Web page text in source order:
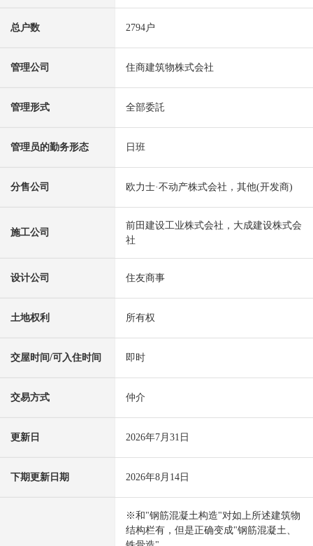
总户数 2794户
管理公司 住商建筑物株式会社
管理形式 全部委託
管理员的勤务形态 日班
分售公司 欧力士·不动产株式会社，其他(开发商)
施工公司
前田建设工业株式会社，大成建设株式会
社
设计公司 住友商事
土地权利 所有权
交屋时间/可入住时间 即时
交易方式 仲介
更新日 2026年7月31日
下期更新日期 2026年8月14日
※和"钢筋混凝土构造"对如上所述建筑物
结构栏有，但是正确变成"钢筋混凝土、